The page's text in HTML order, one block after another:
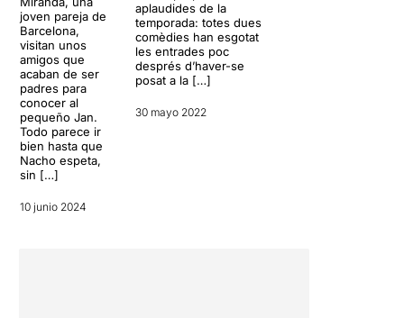
joven pareja de
Barcelona,
visitan unos
amigos que
acaban de ser
padres para
conocer al
pequeño Jan.
Todo parece ir
bien hasta que
Nacho espeta,
sin […]
10 junio 2024
aplaudides de la
temporada: totes dues
comèdies han esgotat
les entrades poc
després d’haver-se
posat a la […]
30 mayo 2022